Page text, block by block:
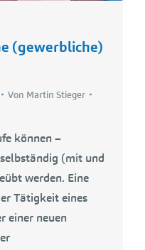
(gewerbliche)
Von Martin Stieger
können –
(mit und
werden. Eine
Tätigkeit eines
einer neuen